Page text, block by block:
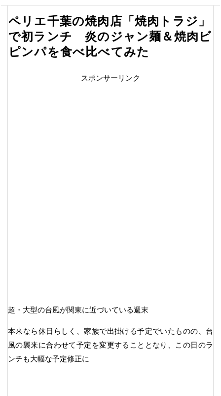
ペリエ千葉の焼肉店「焼肉トラジ」
で初ランチ 炎のジャン麺＆焼肉ビ
ピンパを食べ比べてみた
スポンサーリンク
超・大型の台風が関東に近づいている週末
本来なら休日らしく、家族で出掛ける予定でいたものの、台
風の襲来に合わせて予定を変更することとなり、この日のラ
ンチも大幅な予定修正に